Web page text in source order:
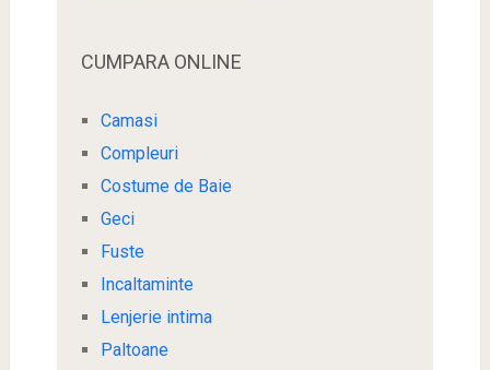
CUMPARA ONLINE
Camasi
Compleuri
Costume de Baie
Geci
Fuste
Incaltaminte
Lenjerie intima
Paltoane